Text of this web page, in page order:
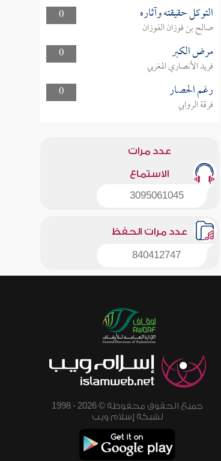
0
التوكل حقيقته وآثاره
صالح بن فوزان الفوزان
0
مرض الكبر
فريد الأنصاري المغربي
0
رغم الحصار
فرقة الروابي
عدد مرات
الاستماع
3095061045
عدد مرات الحفظ
840412747
جميع الحقوق محفوظة © 2026 - 1998
لشبكة إسلام ويب